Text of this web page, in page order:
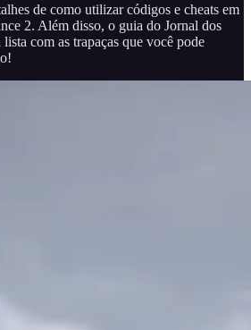
de como utilizar códigos e cheats em
2. Além disso, o guia do Jornal dos
com as trapaças que você pode